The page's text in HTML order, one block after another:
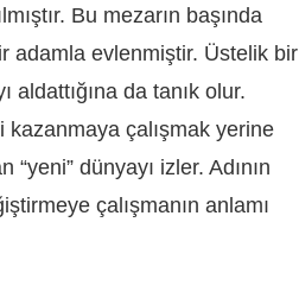
Bu mezarın başında
adamla evlenmiştir. Üstelik bir
aldattığına da tanık olur.
kazanmaya çalışmak yerine
dünyayı izler. Adının
çalışmanın anlamı